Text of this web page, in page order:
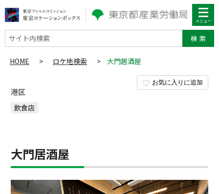
サイト内検索
HOME > ロケ地検索 > 大門居酒屋
お気に入りに追加
港区
飲食店
大門居酒屋